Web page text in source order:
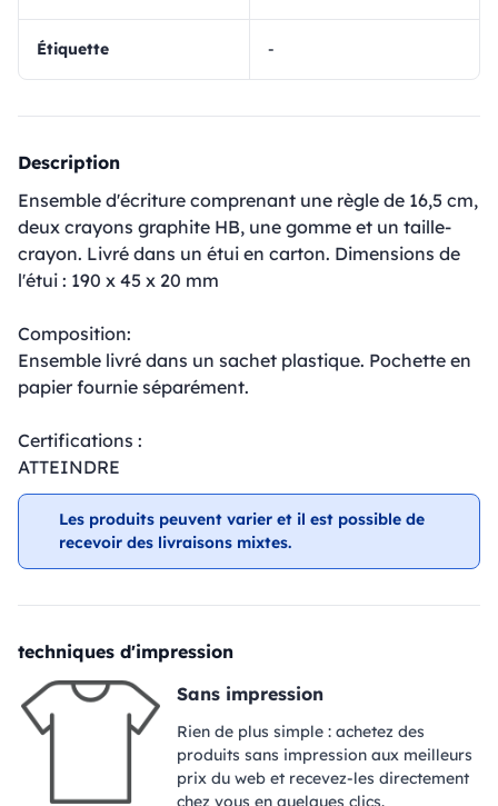
Étiquette -
Description
Ensemble d'écriture comprenant une règle de 16,5 cm,
deux crayons graphite HB, une gomme et un taille-
crayon. Livré dans un étui en carton. Dimensions de
l'étui : 190 x 45 x 20 mm
Composition:
Ensemble livré dans un sachet plastique. Pochette en
papier fournie séparément.
Certifications :
ATTEINDRE
Les produits peuvent varier et il est possible de
recevoir des livraisons mixtes.
techniques d'impression
Sans impression
Rien de plus simple : achetez des
produits sans impression aux meilleurs
prix du web et recevez-les directement
chez vous en quelques clics.